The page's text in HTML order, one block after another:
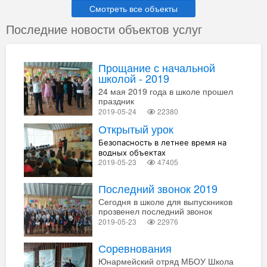
Смотреть все объекты
Последние новости объектов услуг
Прощание с начальной
школой - 2019
24 мая 2019 года в школе прошел
праздник
2019-05-24 22380
Открытый урок
Безопасность в летнее время на
водных объектах
2019-05-23 47405
Последний звонок 2019
Сегодня в школе для выпускников
прозвенел последний звонок
2019-05-23 22976
Соревнования
Юнармейский отряд МБОУ Школа